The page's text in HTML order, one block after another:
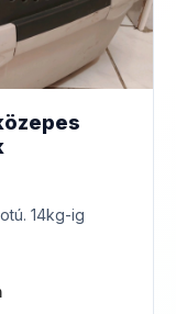
14kg-ig